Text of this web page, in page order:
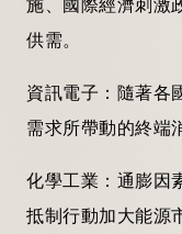
施、國際經濟刺激
供需。
資訊電子：隨著各
需求所帶動的終端
化學工業：通膨因
抵制行動加大能源